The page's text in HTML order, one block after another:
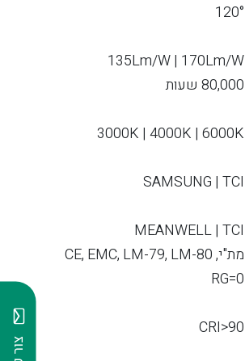
120°
135Lm/W | 170Lm/W
80,000 שעות
3000K | 4000K | 6000K
SAMSUNG | TCI
MEANWELL | TCI
מת"י, CE, EMC, LM-79, LM-80
RG=0
CRI>90